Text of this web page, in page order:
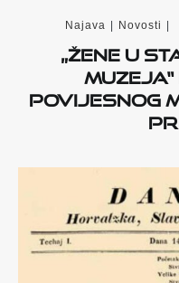
Najava Novosti
„Žene u
povijesnog